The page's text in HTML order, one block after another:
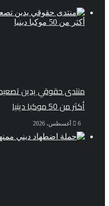
منتدى حقوقي يدين
أكثر من 50 موكبا دينيا
6 أغسطس، 2026